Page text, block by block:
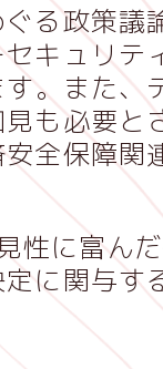
る政策議
キュリテ
。また、
も必要と
全保障関
性に富ん
に関与す